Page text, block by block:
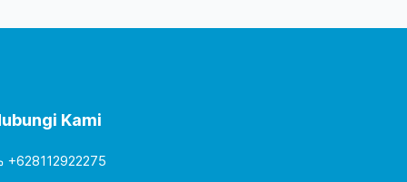
Kami
+628112922275